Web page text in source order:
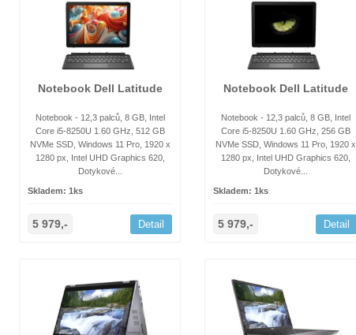
Notebook Dell Latitude
Notebook - 12,3 palců, 8 GB, Intel
Core i5-8250U 1.60 GHz, 512 GB
NVMe SSD, Windows 11 Pro, 1920 x
1280 px, Intel UHD Graphics 620,
Dotykové...
Skladem: 1ks
5 979,- Detail
Notebook Dell Latitude
Notebook - 12,3 palců, 8 GB, Intel
Core i5-8250U 1.60 GHz, 256 GB
NVMe SSD, Windows 11 Pro, 1920 x
1280 px, Intel UHD Graphics 620,
Dotykové...
Skladem: 1ks
5 979,- Detail